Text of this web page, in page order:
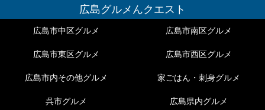
広島グルメんクエスト
広島市中区グルメ 広島市南区グルメ
広島市東区グルメ 広島市西区グルメ
広島市内その他グルメ 家ごはん・刺身グルメ
呉市グルメ 広島県内グルメ